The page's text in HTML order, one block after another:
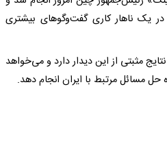
یک ناهار کاری گفت‌وگوهای بیشتری
مثبتی از این دیدار دارد و می‌خواهد
حل مسائل مرتبط با ایران انجام دهد.